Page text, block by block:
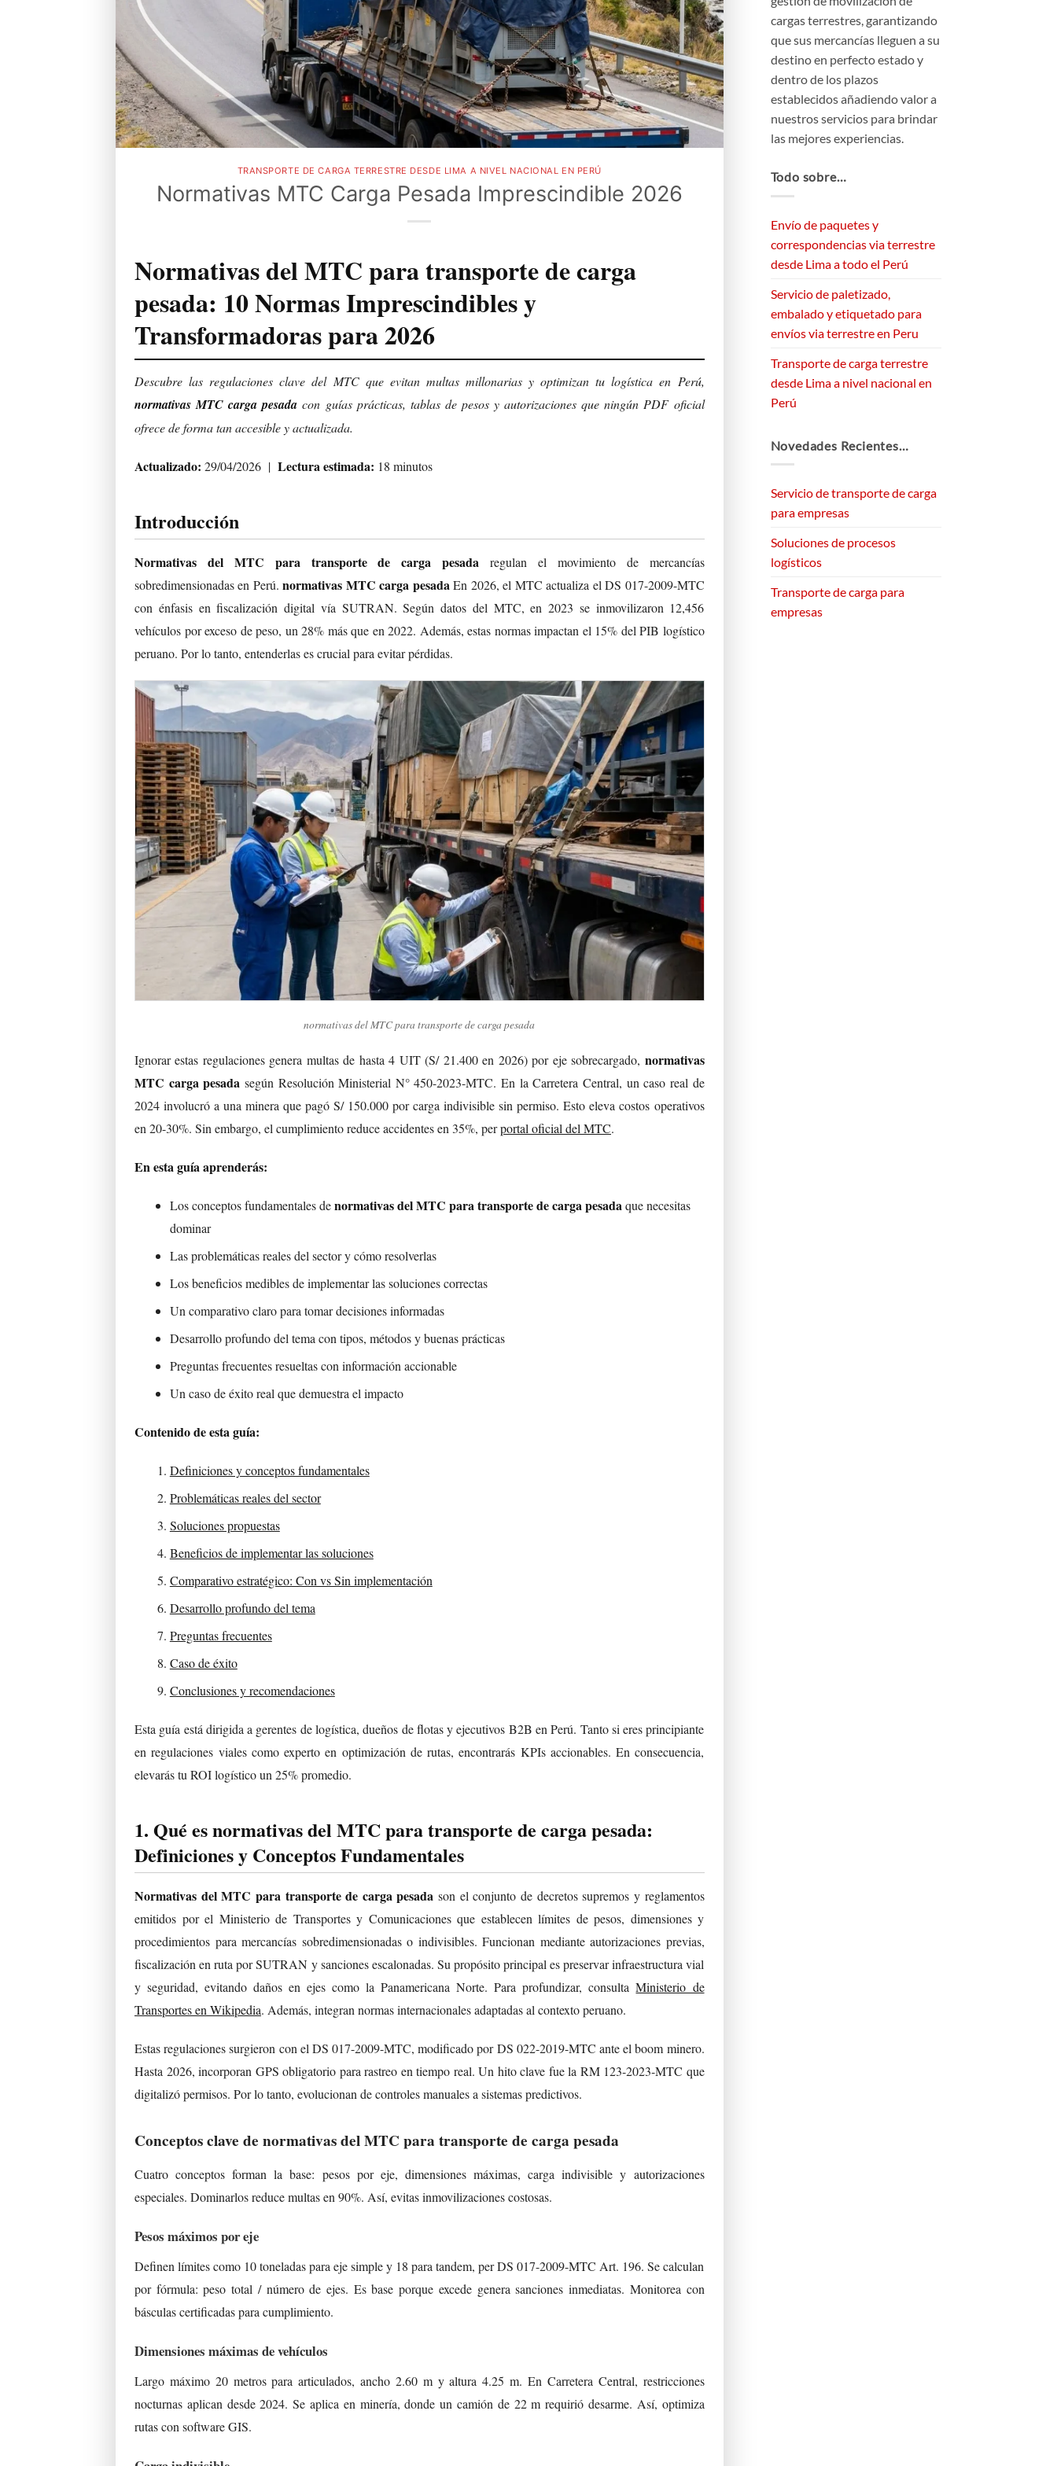
TRANSPORTE DE CARGA TERRESTRE DESDE LIMA A NIVEL NACIONAL EN PERÚ
Normativas MTC Carga Pesada Imprescindible 2026
Normativas del MTC para transporte de carga
pesada: 10 Normas Imprescindibles y
Transformadoras para 2026
Descubre las regulaciones clave del MTC que evitan multas millonarias y optimizan tu logística en Perú,
normativas MTC carga pesada con guías prácticas, tablas de pesos y autorizaciones que ningún PDF oficial
ofrece de forma tan accesible y actualizada.
Actualizado: 29/04/2026 | Lectura estimada: 18 minutos
Introducción
Normativas del MTC para transporte de carga pesada regulan el movimiento de mercancías
sobredimensionadas en Perú.normativas MTC carga pesadaEn 2026, el MTC actualiza el DS 017-2009-MTC
con énfasis en fiscalización digital vía SUTRAN. Según datos del MTC, en 2023 se inmovilizaron 12,456
vehículos por exceso de peso, un 28% más que en 2022. Además, estas normas impactan el 15% del PIB logístico
peruano. Por lo tanto, entenderlas es crucial para evitar pérdidas.
normativas del MTC para transporte de carga pesada
Ignorar estas regulaciones genera multas de hasta 4 UIT (S/ 21.400 en 2026) por eje sobrecargado, normativas
MTC carga pesada según Resolución Ministerial N° 450-2023-MTC. En la Carretera Central, un caso real de
2024 involucró a una minera que pagó S/ 150.000 por carga indivisible sin permiso. Esto eleva costos operativos
en 20-30%. Sin embargo, el cumplimiento reduce accidentes en 35%, perportal oficial del MTC.
En esta guía aprenderás:
Los conceptos fundamentales denormativas del MTC para transporte de carga pesada que necesitas
dominar
Las problemáticas reales del sector y cómo resolverlas
Los beneficios medibles de implementar las soluciones correctas
Un comparativo claro para tomar decisiones informadas
Desarrollo profundo del tema con tipos, métodos y buenas prácticas
Preguntas frecuentes resueltas con información accionable
Un caso de éxito real que demuestra el impacto
Contenido de esta guía:
Definiciones y conceptos fundamentales
Problemáticas reales del sector
Soluciones propuestas
Beneficios de implementar las soluciones
Comparativo estratégico: Con vs Sin implementación
Desarrollo profundo del tema
Preguntas frecuentes
Caso de éxito
Conclusiones y recomendaciones
Esta guía está dirigida a gerentes de logística, dueños de flotas y ejecutivos B2B en Perú. Tanto si eres principiante
en regulaciones viales como experto en optimización de rutas, encontrarás KPIs accionables. En consecuencia,
elevarás tu ROI logístico un 25% promedio.
1. Qué es normativas del MTC para transporte de carga pesada:
Definiciones y Conceptos Fundamentales
Normativas del MTC para transporte de carga pesada son el conjunto de decretos supremos y reglamentos
emitidos por el Ministerio de Transportes y Comunicaciones que establecen límites de pesos, dimensiones y
procedimientos para mercancías sobredimensionadas o indivisibles. Funcionan mediante autorizaciones previas,
fiscalización en ruta por SUTRAN y sanciones escalonadas. Su propósito principal es preservar infraestructura vial
y seguridad, evitando daños en ejes como la Panamericana Norte. Para profundizar, consultaMinisterio de
Transportes en Wikipedia. Además, integran normas internacionales adaptadas al contexto peruano.
Estas regulaciones surgieron con el DS 017-2009-MTC, modificado por DS 022-2019-MTC ante el boom minero.
Hasta 2026, incorporan GPS obligatorio para rastreo en tiempo real. Un hito clave fue la RM 123-2023-MTC que
digitalizó permisos. Por lo tanto, evolucionan de controles manuales a sistemas predictivos.
Conceptos clave de normativas del MTC para transporte de carga pesada
Cuatro conceptos forman la base: pesos por eje, dimensiones máximas, carga indivisible y autorizaciones
especiales. Dominarlos reduce multas en 90%. Así, evitas inmovilizaciones costosas.
Pesos máximos por eje
Definen límites como 10 toneladas para eje simple y 18 para tandem, per DS 017-2009-MTC Art. 196. Se calculan
por fórmula: peso total / número de ejes. Es base porque excede genera sanciones inmediatas. Monitorea con
básculas certificadas para cumplimiento.
Dimensiones máximas de vehículos
Largo máximo 20 metros para articulados, ancho 2.60 m y altura 4.25 m. En Carretera Central, restricciones
nocturnas aplican desde 2024. Se aplica en minería, donde un camión de 22 m requirió desarme. Así, optimiza
rutas con software GIS.
cargas terrestres, garantizando
que sus mercancías lleguen a su
destino en perfecto estado y
dentro de los plazos
establecidos añadiendo valor a
nuestros servicios para brindar
las mejores experiencias.
Todo sobre…
Envío de paquetes y
correspondencias via terrestre
desde Lima a todo el Perú
Servicio de paletizado,
embalado y etiquetado para
envíos via terrestre en Peru
Transporte de carga terrestre
desde Lima a nivel nacional en
Perú
Novedades Recientes…
Servicio de transporte de carga
para empresas
Soluciones de procesos
logísticos
Transporte de carga para
empresas